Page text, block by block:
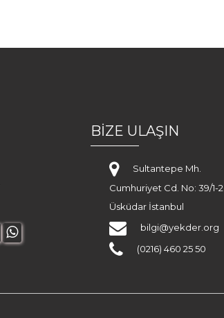
BİZE ULAŞIN
Sultantepe Mh.
Cumhuriyet Cd. No: 39/1-2
Üsküdar İstanbul
bilgi@yekder.org
(0216) 460 25 50